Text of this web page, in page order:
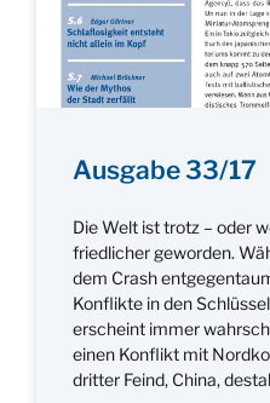
Ausgabe 33/17
Die Welt ist trotz – oder
friedlicher geworden.
dem Crash
Konflikte in den
erscheint immer
einen Konflikt mit
dritter Feind, China,